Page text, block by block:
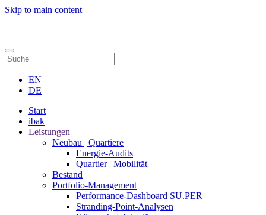
Skip to main content
EN
DE
Start
ibak
Leistungen
Neubau | Quartiere
Energie-Audits
Quartier | Mobilität
Bestand
Portfolio-Management
Performance-Dashboard SU.PER
Stranding-Point-Analysen